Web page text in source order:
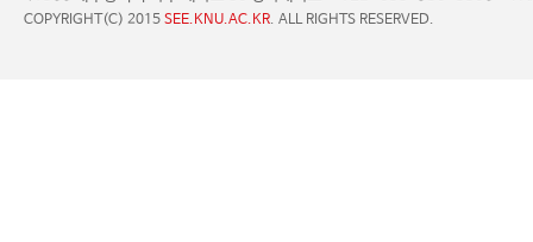
COPYRIGHT(C) 2015 SEE.KNU.AC.KR. ALL RIGHTS RESERVED.